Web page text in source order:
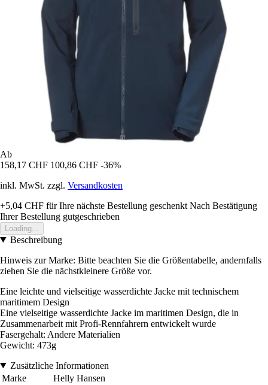
Ab
158,17 CHF 100,86 CHF -36%
inkl. MwSt. zzgl. Versandkosten
+5,04 CHF für Ihre nächste Bestellung geschenkt Nach Bestätigung
Ihrer Bestellung gutgeschrieben
Loading...
Beschreibung
Hinweis zur Marke: Bitte beachten Sie die Größentabelle, andernfalls
ziehen Sie die nächstkleinere Größe vor.
Eine leichte und vielseitige wasserdichte Jacke mit technischem
maritimem Design
Eine vielseitige wasserdichte Jacke im maritimen Design, die in
Zusammenarbeit mit Profi-Rennfahrern entwickelt wurde
Fasergehalt: Andere Materialien
Gewicht: 473g
Zusätzliche Informationen
Marke
Helly Hansen